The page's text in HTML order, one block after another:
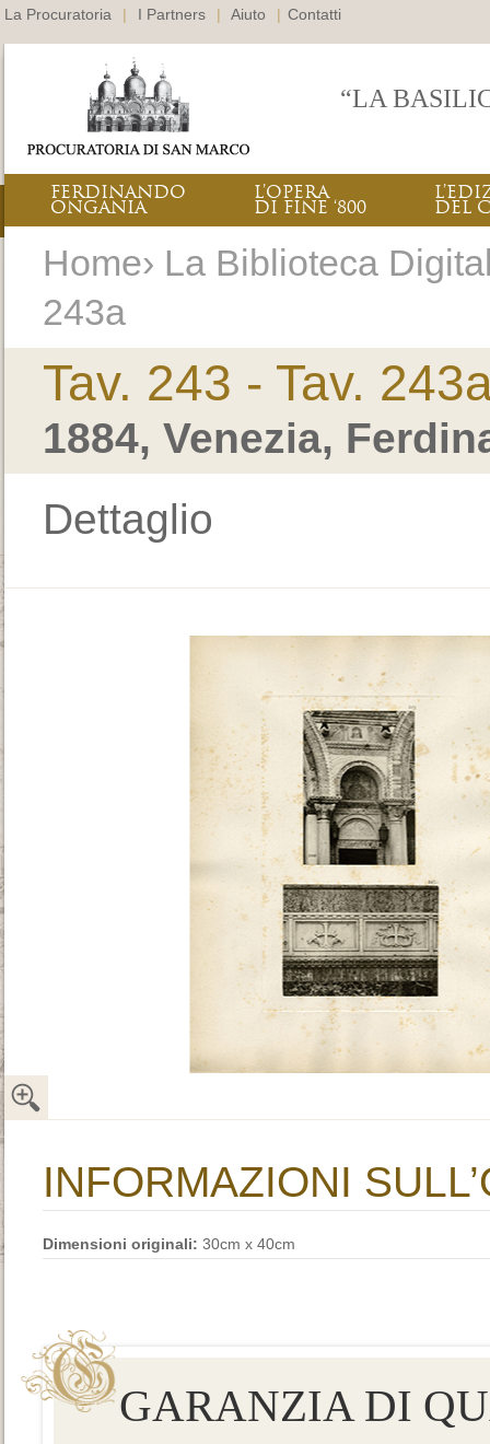
La Procuratoria | I Partners | Aiuto | Contatti
“LA
FERDINANDO
ONGANIA
L’OPERA
DI FINE ‘800 DEL
Home› La Biblioteca
243a
Tav. 243 - Tav.
1884, Venezia,
Dettaglio
INFORMAZIONI
Dimensioni originali: 30cm x 40cm
GARANZIA DI